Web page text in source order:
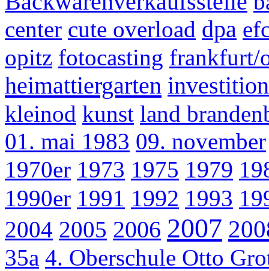
center cute overload dpa
opitz fotocasting frankfurt/
heimattiergarten investition
kleinod kunst land
01. mai 1983 09. november
1970er 1973 1975 1979
1990er 1991 1992 1993
2004 2005 2006 2007
35a 4. Oberschule Otto